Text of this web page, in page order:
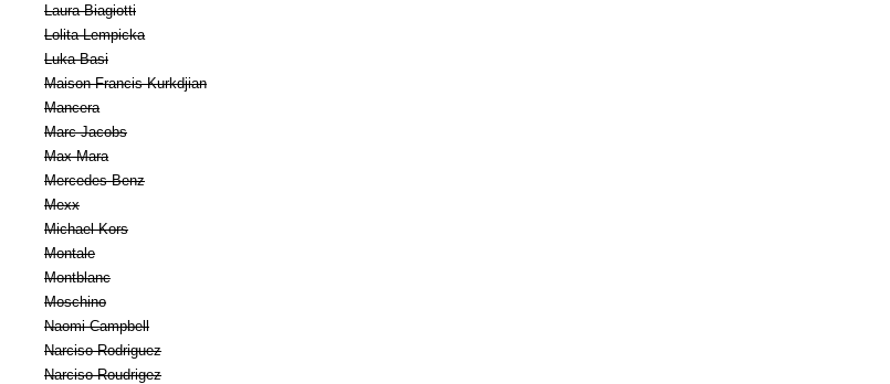
Laura Biagiotti
Lolita Lempicka
Luka Basi
Maison Francis Kurkdjian
Mancera
Marc Jacobs
Max Mara
Mercedes Benz
Mexx
Michael Kors
Montale
Montblanc
Moschino
Naomi Campbell
Narciso Rodriguez
Narciso Roudrigez